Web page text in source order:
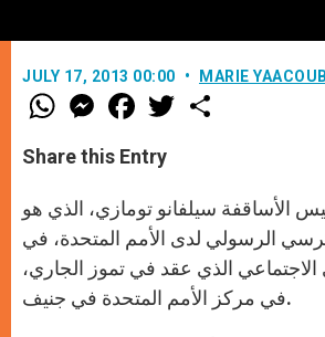
JULY 17, 2013 00:00 MARIE YAACOUB
W
h
t
s
p
p
M
e
s
e
g
e
r
F
a
e
b
o
k
w
r
Share this Entry
الأساقفة سيلفانو تومازي، الذي هو
الرسولي لدى الأمم المتحدة، في
الاجتماعي الذي عقد في تموز الجاري،
في مركز الأمم المتحدة في جنيف.